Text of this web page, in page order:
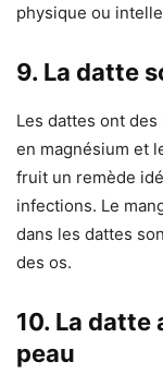
physique ou
9. La datte
Les dattes ont
en magnésium et
fruit un remède
infections. Le
dans les dattes
des os.
10. La datte
peau